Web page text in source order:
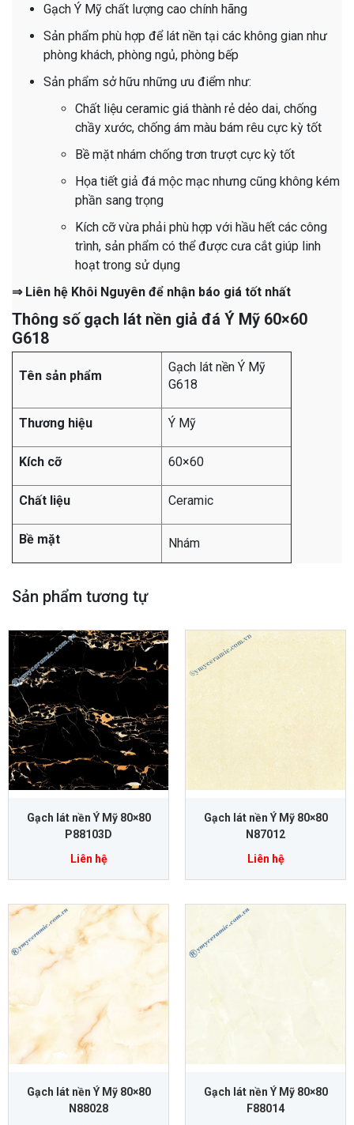
Gạch Ý Mỹ chất lượng cao chính hãng
Sản phẩm phù hợp để lát nền tại các không gian như
phòng khách, phòng ngủ, phòng bếp
Sản phẩm sở hữu những ưu điểm như:
Chất liệu ceramic giá thành rẻ dẻo dai, chống
chầy xước, chống ám màu bám rêu cực kỳ tốt
Bề mặt nhám chống trơn trượt cực kỳ tốt
Họa tiết giả đá mộc mạc nhưng cũng không kém
phần sang trọng
Kích cỡ vừa phải phù hợp với hầu hết các công
trình, sản phẩm có thể được cưa cắt giúp linh
hoạt trong sử dụng
⇒ Liên hệ Khôi Nguyên để nhận báo giá tốt nhất
Thông số gạch lát nền giả đá Ý Mỹ 60×60
G618
Tên sản phẩm
Gạch lát nền Ý Mỹ
G618
Thương hiệu Ý Mỹ
Kích cỡ 60×60
Chất liệu Ceramic
Bề mặt Nhám
Sản phẩm tương tự
Gạch lát nền Ý Mỹ 80×80
P88103D
Liên hệ
Gạch lát nền Ý Mỹ 80×80
N87012
Liên hệ
Gạch lát nền Ý Mỹ 80×80
N88028
Gạch lát nền Ý Mỹ 80×80
F88014